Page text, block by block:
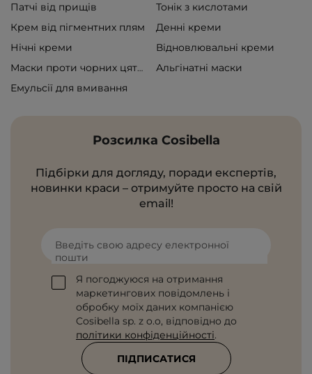
Патчі від прищів
Тонік з кислотами
Крем від пігментних плям
Денні креми
Нічні креми
Відновлювальні креми
Маски проти чорних цяток
Альгінатні маски
Емульсії для вмивання
Розсилка Cosibella
Підбірки для догляду, поради експертів,
новинки краси – отримуйте просто на свій
email!
Введіть свою адресу електронної
пошти
Я погоджуюся на отримання
маркетингових повідомлень і
обробку моїх даних компанією
Cosibella sp. z o.o, відповідно до
політики конфіденційності.
ПІДПИСАТИСЯ